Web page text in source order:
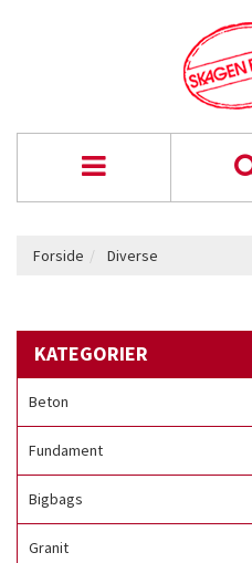
Forside Diverse
KATEGORIER
Beton
Fundament
Bigbags
Granit